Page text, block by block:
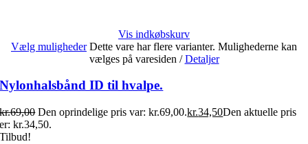
Vis indkøbskurv
Vælg muligheder Dette vare har flere varianter. Mulighederne kan
vælges på varesiden / Detaljer
Nylonhalsbånd ID til hvalpe.
kr.69,00 Den oprindelige pris var: kr.69,00.kr.34,50Den aktuelle pris
er: kr.34,50.
Tilbud!